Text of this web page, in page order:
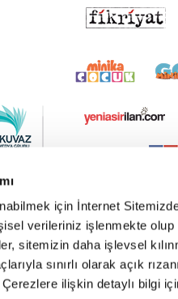
için İnternet
verileriniz işlenmekte
sitemizin daha işlevsel
sınırlı olarak açık
ilişkin detaylı bilgi